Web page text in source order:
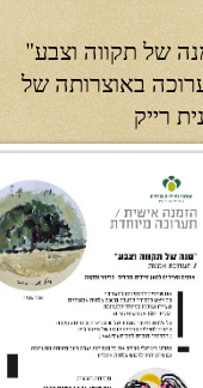
של תקווה וצבע"
באוצרותה של
רייק